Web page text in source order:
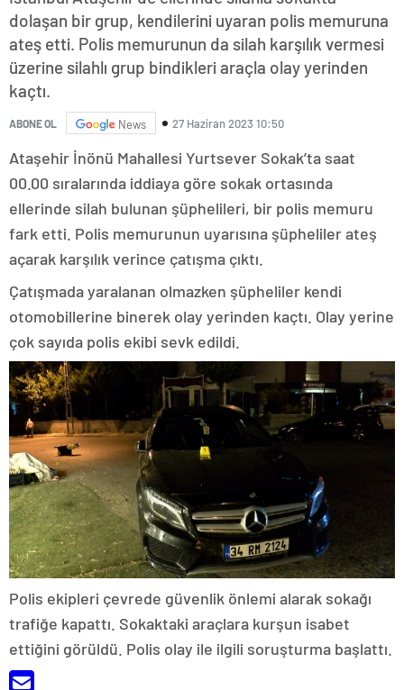
dolaşan bir grup, kendilerini uyaran polis memuruna
ateş etti. Polis memurunun da silah karşılık vermesi
üzerine silahlı grup bindikleri araçla olay yerinden
kaçtı.
ABONE OL News 27 Haziran 2023 10:50
Ataşehir İnönü Mahallesi Yurtsever Sokak’ta saat
00.00 sıralarında iddiaya göre sokak ortasında
ellerinde silah bulunan şüphelileri, bir polis memuru
fark etti. Polis memurunun uyarısına şüpheliler ateş
açarak karşılık verince çatışma çıktı.
Çatışmada yaralanan olmazken şüpheliler kendi
otomobillerine binerek olay yerinden kaçtı. Olay yerine
çok sayıda polis ekibi sevk edildi.
Polis ekipleri çevrede güvenlik önlemi alarak sokağı
trafiğe kapattı. Sokaktaki araçlara kurşun isabet
ettiğini görüldü. Polis olay ile ilgili soruşturma başlattı.